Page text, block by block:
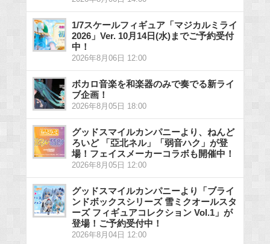
1/7スケールフィギュア「マジカルミライ
2026」Ver. 10月14日(水)までご予約受付
中！
2026年8月06日 12:00
ボカロ音楽を和楽器のみで奏でる新ライ
ブ企画！
2026年8月05日 18:00
グッドスマイルカンパニーより、ねんど
ろいど 「亞北ネル」「弱音ハク」が登
場！フェイスメーカーコラボも開催中！
2026年8月05日 12:00
グッドスマイルカンパニーより「ブライ
ンドボックスシリーズ 雪ミクオールスタ
ーズ フィギュアコレクション Vol.1」が
登場！ご予約受付中！
2026年8月04日 12:00